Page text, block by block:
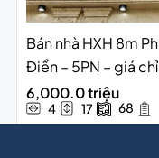
Bán nhà HXH 8m
Điển – 5PN – giá
6,000.0 triệu
4 17 68